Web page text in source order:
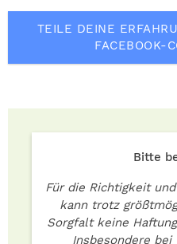
TEILE DEINE
FACEBOOK-
Bitte
Für die Richtigkeit
kann trotz
Sorgfalt keine
Insbesondere bei